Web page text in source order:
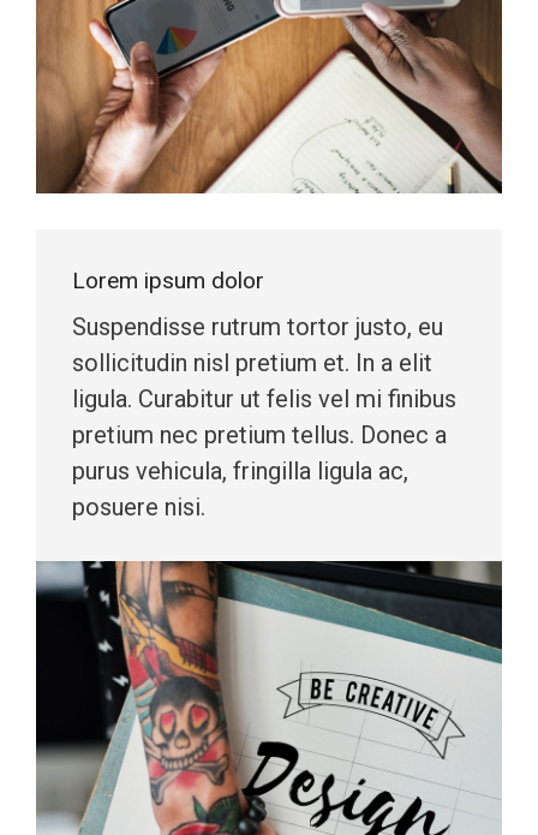
Lorem ipsum dolor
Suspendisse rutrum tortor justo, eu
sollicitudin nisl pretium et. In a elit
ligula. Curabitur ut felis vel mi finibus
pretium nec pretium tellus. Donec a
purus vehicula, fringilla ligula ac,
posuere nisi.